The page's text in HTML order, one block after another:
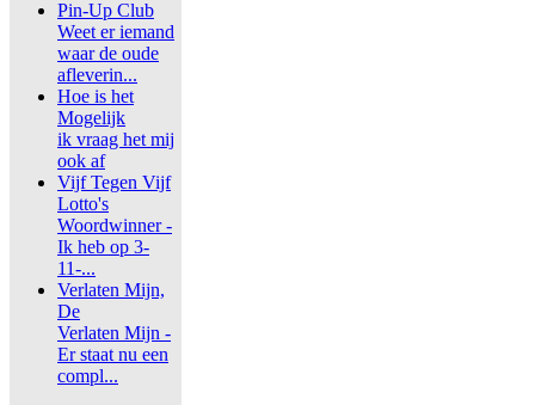
Pin-Up Club
Weet er iemand
waar de oude
afleverin...
Hoe is het
Mogelijk
ik vraag het mij
ook af
Vijf Tegen Vijf
Lotto's
Woordwinner -
Ik heb op 3-
11-...
Verlaten Mijn,
De
Verlaten Mijn -
Er staat nu een
compl...